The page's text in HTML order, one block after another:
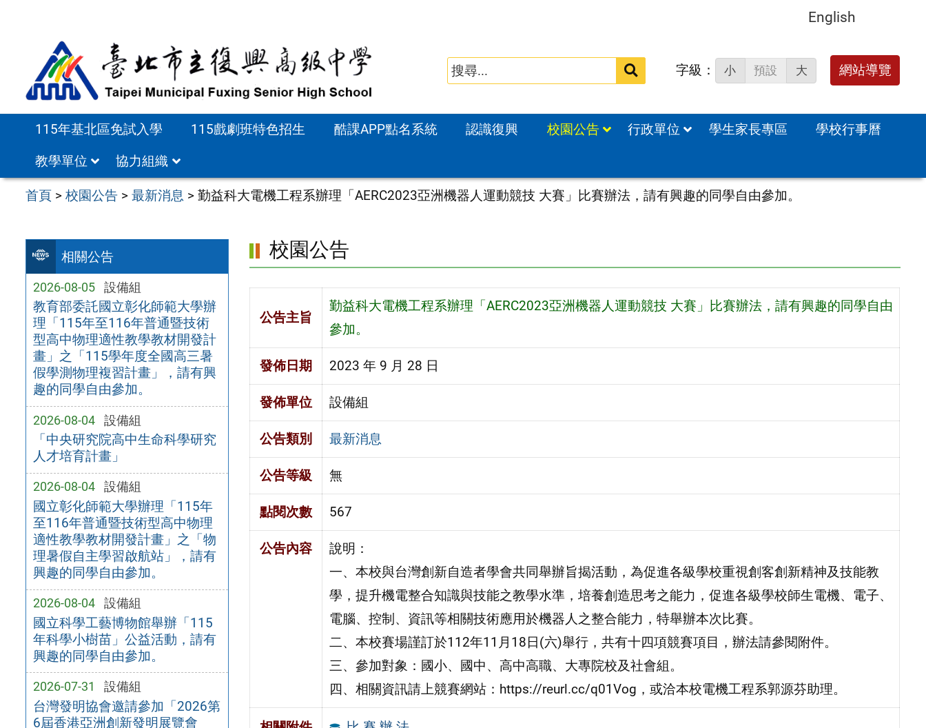
English
搜
字級： 小 預設 大 網站導覽
115年基北區免試入學 115戲劇班特色招生 酷課APP點名系統 認識復興 校園公告 行政單位 學生家長專區
學校行事曆
教學單位
協力組織
首頁 >校園公告 >最新消息 >勤益科大電機工程系辦理「AERC2023亞洲機器人運動競技 大賽」比賽辦法，請有興趣的同學自由參加。
相關公告
2026-08-05 設備組
教育部委託國立彰化師範大學辦
理「115年至116年普通暨技術
型高中物理適性教學教材開發計
畫」之「115學年度全國高三暑
假學測物理複習計畫」，請有興
趣的同學自由參加。
2026-08-04 設備組
「中央研究院高中生命科學研究
人才培育計畫」
2026-08-04 設備組
國立彰化師範大學辦理「115年
至116年普通暨技術型高中物理
適性教學教材開發計畫」之「物
理暑假自主學習啟航站」，請有
興趣的同學自由參加。
2026-08-04 設備組
國立科學工藝博物館舉辦「115
年科學小樹苗」公益活動，請有
興趣的同學自由參加。
2026-07-31 設備組
台灣發明協會邀請參加「2026第
6屆香港亞洲創新發明展覽會
校園公告
公告主旨
勤益科大電機工程系辦理「AERC2023亞洲機器人運動競技 大賽」比賽辦法，請有興趣的同學自由
參加。
發佈日期 2023 年 9 月 28 日
發佈單位 設備組
公告類別 最新消息
公告等級 無
點閱次數 567
公告內容
說明：
一、本校與台灣創新自造者學會共同舉辦旨揭活動，為促進各級學校重視創客創新精神及技能教
學，提升機電整合知識與技能之教學水準，培養創造思考之能力，促進各級學校師生電機、電子、
電腦、控制、資訊等相關技術應用於機器人之整合能力，特舉辦本次比賽。
二、本校賽場謹訂於112年11月18日(六)舉行，共有十四項競賽項目，辦法請參閱附件。
三、參加對象：國小、國中、高中高職、大專院校及社會組。
四、相關資訊請上競賽網站：https://reurl.cc/q01Vog，或洽本校電機工程系郭源芬助理。